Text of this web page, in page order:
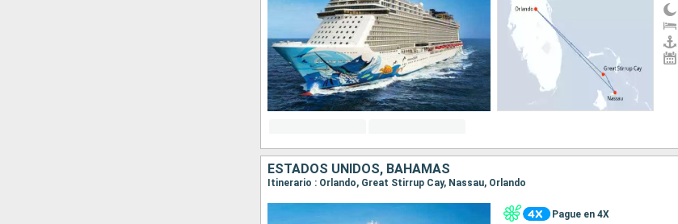
ESTADOS UNIDOS, BAHAMAS
Itinerario : Orlando, Great Stirrup Cay, Nassau, Orlando
Pague en 4X